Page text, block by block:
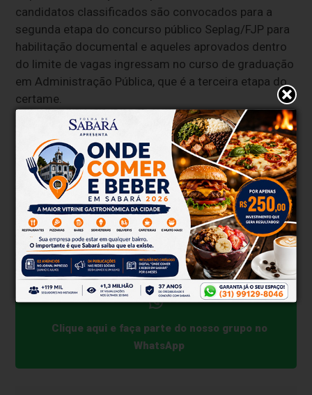
candidatos classificados são convocados para a
segunda etapa do concurso público Seplag/FJP para
habilitação documental e aqueles aprovados dentro
do limite de vagas ingressam no curso de graduação
em Administração Pública, que é a terceira etapa do
certame.
Ao concluir a graduação, que tem duração de quatro
anos, os novos administradores públicos são
nomeados para o cargo de EPPGG para atuação em
um dos órgãos do poder Executivo mineiro.
Todas as atualizações e publicações oficiais sobre
as próximas etapas do processo seletivo devem ser
acompanhadas pelos canais oficiais da Fundação
João Pinheiro.
Clique aqui e faça parte do nosso grupo no
WhatsApp